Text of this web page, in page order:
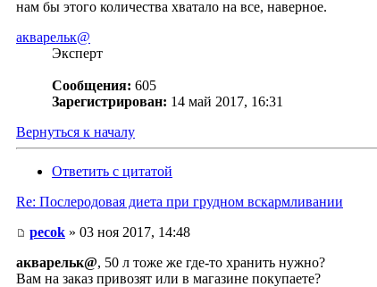
нам бы этого количества хватало на все, наверное.
акварельк@
Эксперт
Сообщения: 605
Зарегистрирован: 14 май 2017, 16:31
Вернуться к началу
Ответить с цитатой
Re: Послеродовая диета при грудном вскармливании
pecok » 03 ноя 2017, 14:48
акварельк@, 50 л тоже же где-то хранить нужно?
Вам на заказ привозят или в магазине покупаете?